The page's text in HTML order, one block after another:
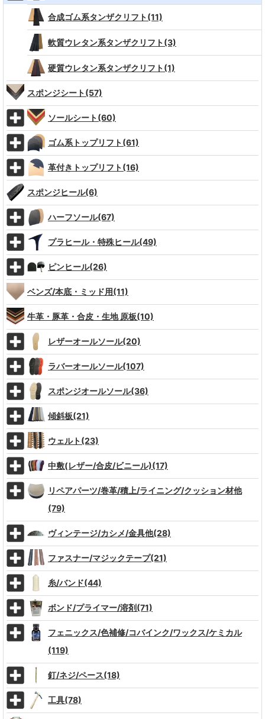
合成ゴム系タンザクリフト(11)
軟質ウレタン系タンザクリフト(3)
硬質ウレタン系タンザクリフト(1)
スポンジシート(57)
ソールシート(60)
ゴム系トップリフト(61)
革付きトップリフト(16)
スポンジヒール(6)
ハーフソール(67)
プラヒール・特殊ヒール(49)
ピンヒール(26)
ベンズ/本底・ミッド用(11)
牛革・豚革・合皮・生地 原板(10)
レザーオールソール(20)
ラバーオールソール(107)
スポンジオールソール(36)
傾斜板(21)
ウェルト(23)
中敷(レザー/合皮/ビニール)(17)
リペアパーツ/巻革/積上/ライニング/クッション材他
(79)
ヴィンテージ/カシメ/金具他(28)
ファスナー/マジックテープ(21)
糸/バンド(44)
ボンド/プライマー/溶剤(71)
フェニックス/色補修/コバインク/ワックス/ケミカル
(119)
釘/ネジ/ペース(18)
工具(78)